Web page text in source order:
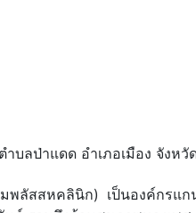
บลป่าแดด อำเภอเมือง จังหวั
พลัสสหคลินิก) เป็นองค์กรแ